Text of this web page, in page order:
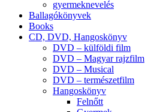
gyermeknevelés
Ballagókönyvek
Books
CD, DVD, Hangoskönyv
DVD – külföldi film
DVD – Magyar rajzfilm
DVD – Musical
DVD – természetfilm
Hangoskönyv
Felnőtt